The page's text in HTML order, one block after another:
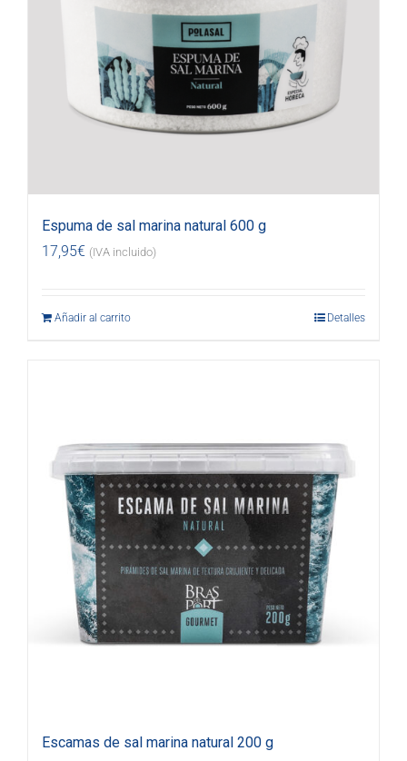
Espuma de sal marina natural 600 g
17,95€ (IVA incluido)
Añadir al carrito Detalles
Escamas de sal marina natural 200 g